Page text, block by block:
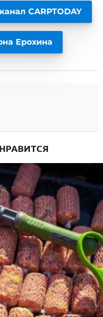
CARPTODAY
Ерохина